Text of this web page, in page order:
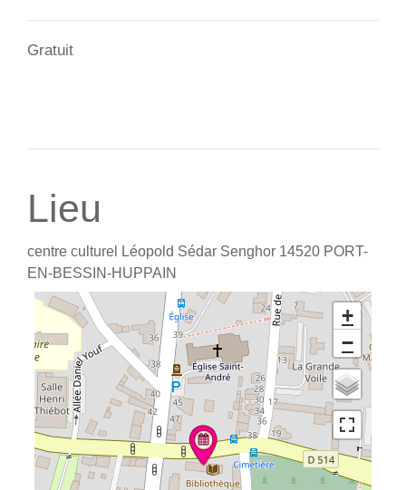
Gratuit
Lieu
centre culturel Léopold Sédar Senghor 14520 PORT-
EN-BESSIN-HUPPAIN
+
−